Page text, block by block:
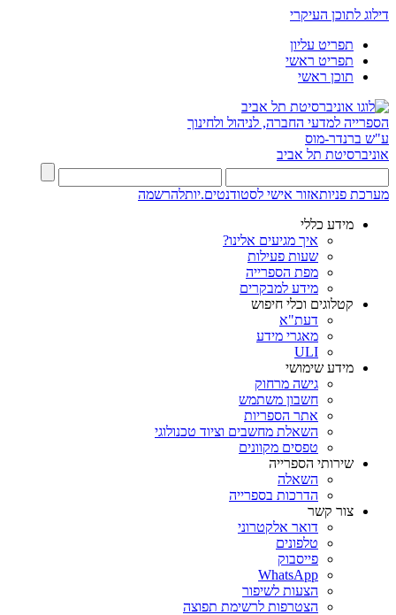
דילוג לתוכן העיקרי
תפריט עליון
תפריט ראשי
תוכן ראשי
הספרייה למדעי החברה, לניהול ולחינוך
ע"ש ברנדר-מוס
אוניברסיטת תל אביב
מערכת פניותאזור אישי לסטודנטים.יותלהרשמה
מידע כללי
איך מגיעים אלינו?
שעות פעילות
מפת הספרייה
מידע למבקרים
קטלוגים וכלי חיפוש
דעת"א
מאגרי מידע
ULI
מידע שימושי
גישה מרחוק
חשבון משתמש
אתר הספריות
השאלת מחשבים וציוד טכנולוגי
טפסים מקוונים
שירותי הספרייה
השאלה
הדרכות בספרייה
צור קשר
דואר אלקטרוני
טלפונים
פייסבוק
WhatsApp
הצעות לשיפור
הצטרפות לרשימת תפוצה